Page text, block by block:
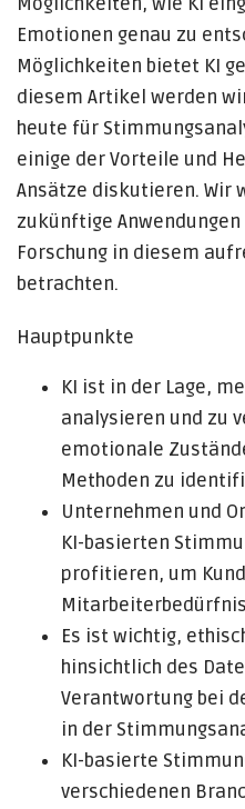
Emotionen genau zu
Möglichkeiten bietet KI
diesem Artikel werden
heute für
einige der Vorteile und
Ansätze diskutieren. Wir
zukünftige
Forschung in diesem
betrachten.
Hauptpunkte
KI ist in der Lage,
analysieren und zu
emotionale
Methoden zu
Unternehmen und
KI-basierten
profitieren, um
Es ist wichtig,
hinsichtlich des
Verantwortung bei
in der
KI-basierte
verschiedenen